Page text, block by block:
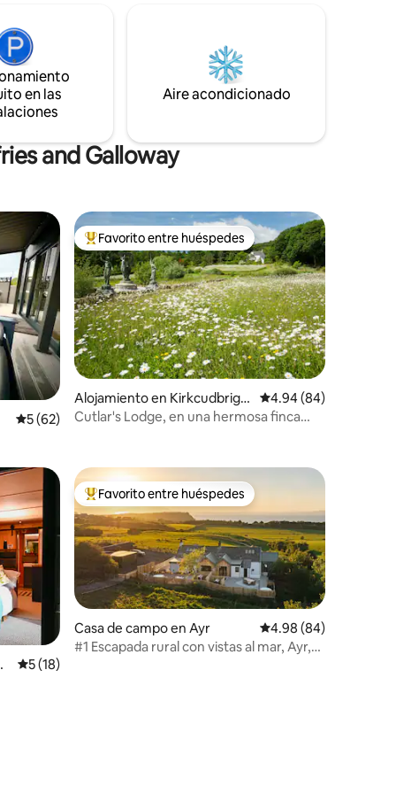
vida
la
días más simples rodeados de belleza.
en las
Aire acondicionado
and Galloway
Calificación promedio: 5 de 5, 62 reseñas
5 (62)
Favorito entre huéspedes preferido
Favorito entre huéspedes
Alojamiento en Kirkcudbrigh
t
Calificación
4.94 (84)
Cutlar's Lodge, en una hermosa finca
Calificación promedio: 5 de 5, 18 reseñas
5 (18)
Favorito entre huéspedes preferido
Favorito entre huéspedes
Casa de campo en Ayr Calificación
4.98 (84)
#1 Escapada rural con vistas al mar, Ayr,